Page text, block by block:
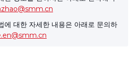
에 대한 자세한 내용은 아래로 문의하